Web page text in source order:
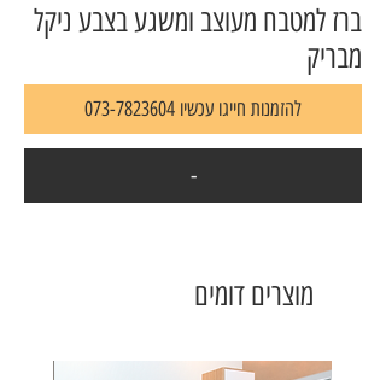
ברז למטבח מעוצב ומשגע בצבע ניקל
מבריק
להזמנות חייגו עכשיו 073-7823604
-
מוצרים דומים